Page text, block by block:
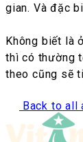
gian. Và đặc
Không biết là
thì có thường
theo cũng sẽ
Back to all